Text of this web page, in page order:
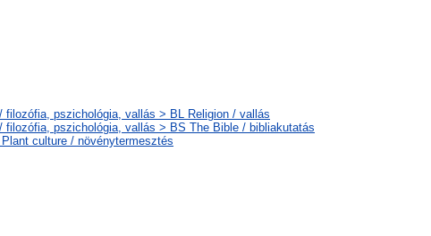
filozófia, pszichológia, vallás > BL Religion / vallás
filozófia, pszichológia, vallás > BS The Bible / bibliakutatás
culture / növénytermesztés